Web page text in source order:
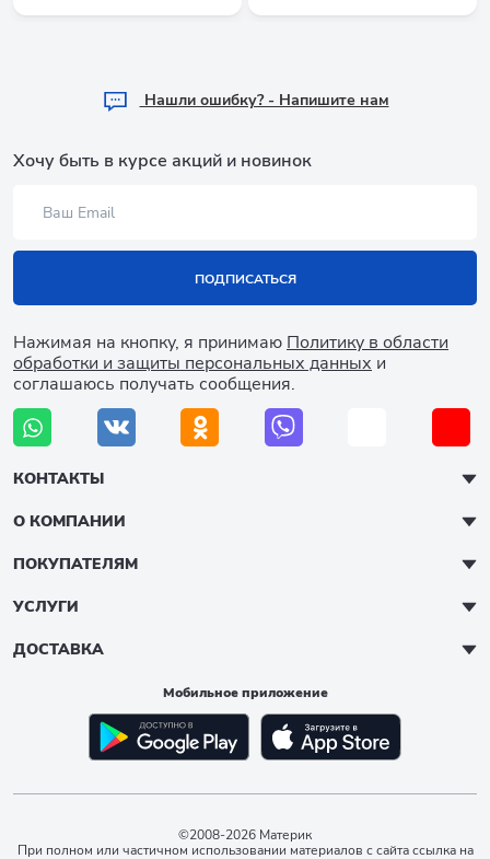
Hашли ошибку? - Напишите нам
Хочу быть в курсе акций и новинок
ПОДПИСАТЬСЯ
Нажимая на кнопку, я принимаю Политику в области
обработки и защиты персональных данных и
соглашаюсь получать сообщения.
КОНТАКТЫ
О КОМПАНИИ
ПОКУПАТЕЛЯМ
УСЛУГИ
ДОСТАВКА
Мобильное приложение
©2008-2026 Материк
При полном или частичном использовании материалов с сайта ссылка на